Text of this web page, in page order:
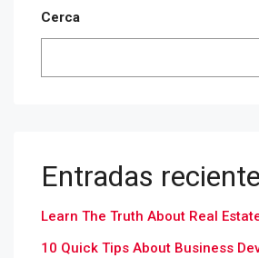
Cerca
Entradas
Learn The Truth About Real
10 Quick Tips About Business